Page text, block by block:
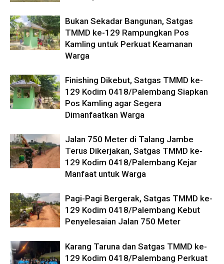
Bukan Sekadar Bangunan, Satgas
TMMD ke-129 Rampungkan Pos
Kamling untuk Perkuat Keamanan
Warga
Finishing Dikebut, Satgas TMMD ke-
129 Kodim 0418/Palembang Siapkan
Pos Kamling agar Segera
Dimanfaatkan Warga
Jalan 750 Meter di Talang Jambe
Terus Dikerjakan, Satgas TMMD ke-
129 Kodim 0418/Palembang Kejar
Manfaat untuk Warga
Pagi-Pagi Bergerak, Satgas TMMD ke-
129 Kodim 0418/Palembang Kebut
Penyelesaian Jalan 750 Meter
Karang Taruna dan Satgas TMMD ke-
129 Kodim 0418/Palembang Perkuat